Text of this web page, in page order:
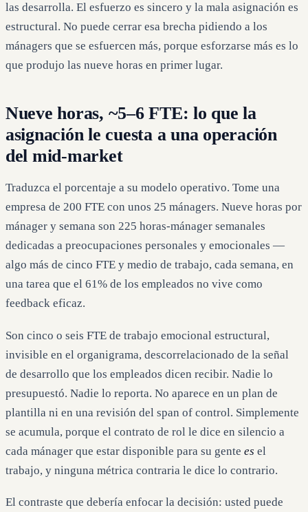
las desarrolla. El esfuerzo es sincero y la mala asignación es
estructural. No puede cerrar esa brecha pidiendo a los
mánagers que se esfuercen más, porque esforzarse más es lo
que produjo las nueve horas en primer lugar.
Nueve horas, ~5–6 FTE: lo que la
asignación le cuesta a una operación
del mid-market
Traduzca el porcentaje a su modelo operativo. Tome una
empresa de 200 FTE con unos 25 mánagers. Nueve horas por
mánager y semana son 225 horas-mánager semanales
dedicadas a preocupaciones personales y emocionales —
algo más de cinco FTE y medio de trabajo, cada semana, en
una tarea que el 61% de los empleados no vive como
feedback eficaz.
Son cinco o seis FTE de trabajo emocional estructural,
invisible en el organigrama, descorrelacionado de la señal
de desarrollo que los empleados dicen recibir. Nadie lo
presupuestó. Nadie lo reporta. No aparece en un plan de
plantilla ni en una revisión del span of control. Simplemente
se acumula, porque el contrato de rol le dice en silencio a
cada mánager que estar disponible para su gente es el
trabajo, y ninguna métrica contraria le dice lo contrario.
El contraste que debería enfocar la decisión: usted puede